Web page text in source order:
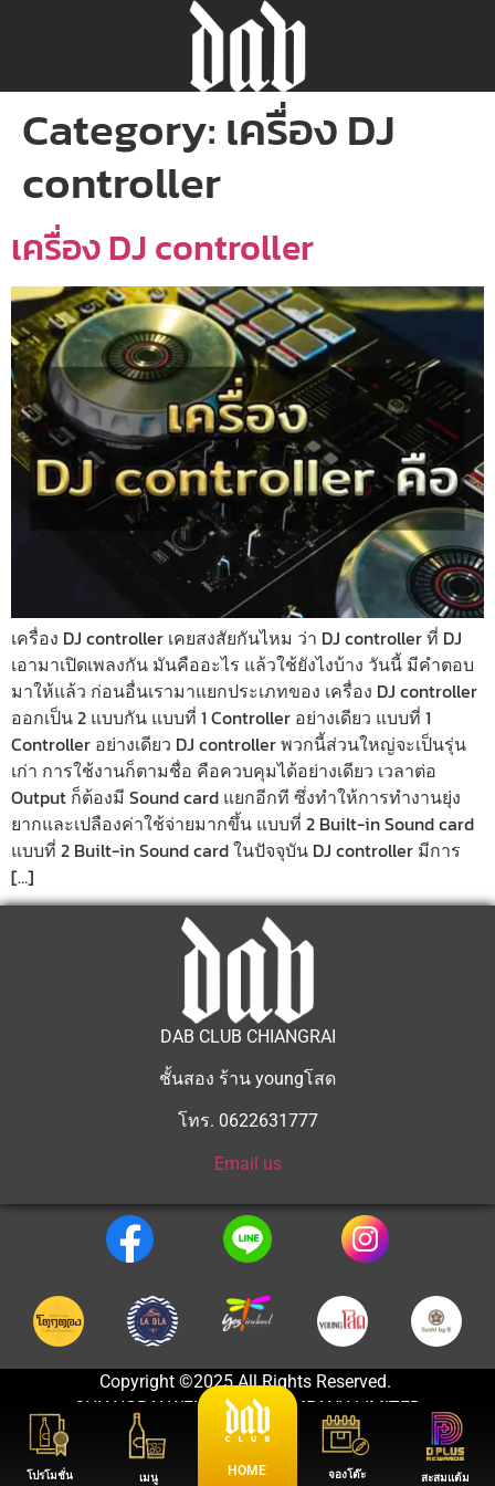
โปรโมชั่น เมนู HOME จองโต๊ะ สะสมแต้ม
Category: เครื่อง DJ
controller
เครื่อง DJ controller
เครื่อง DJ controller เคยสงสัยกันไหม ว่า DJ controller ที่ DJ
เอามาเปิดเพลงกัน มันคืออะไร แล้วใช้ยังไงบ้าง วันนี้ มีคำตอบ
มาให้แล้ว ก่อนอื่นเรามาแยกประเภทของ เครื่อง DJ controller
ออกเป็น 2 แบบกัน แบบที่ 1 Controller อย่างเดียว แบบที่ 1
Controller อย่างเดียว DJ controller พวกนี้ส่วนใหญ่จะเป็นรุ่น
เก่า การใช้งานก็ตามชื่อ คือควบคุมได้อย่างเดียว เวลาต่อ
Output ก็ต้องมี Sound card แยกอีกที ซึ่งทำให้การทำงานยุ่ง
ยากและเปลืองค่าใช้จ่ายมากขึ้น แบบที่ 2 Built-in Sound card
แบบที่ 2 Built-in Sound card ในปัจจุบัน DJ controller มีการ
[…]
DAB CLUB CHIANGRAI
ชั้นสอง ร้าน youngโสด
โทร. 0622631777
Email us
Copyright ©2025 All Rights Reserved.
CHIANGRAI WELLBEING COMPANY LIMITED